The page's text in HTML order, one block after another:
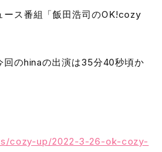
ース番組「飯田浩司のOK!cozy
回のhinaの出演は35分40秒頃か
cozy-up/2022-3-26-ok-cozy-